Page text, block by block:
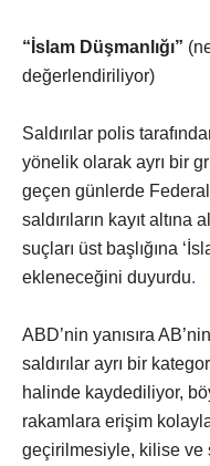
“İslam Düşmanlığı”
değerlendiriliyor)
Saldırılar polis
yönelik olarak ayrı bir
geçen günlerde Federal
saldırıların kayıt altına
suçları üst başlığına
ekleneceğini duyurdu.
ABD’nin yanısıra
saldırılar ayrı bir
halinde kaydediliyor,
rakamlara erişim
geçirilmesiyle, kilise ve